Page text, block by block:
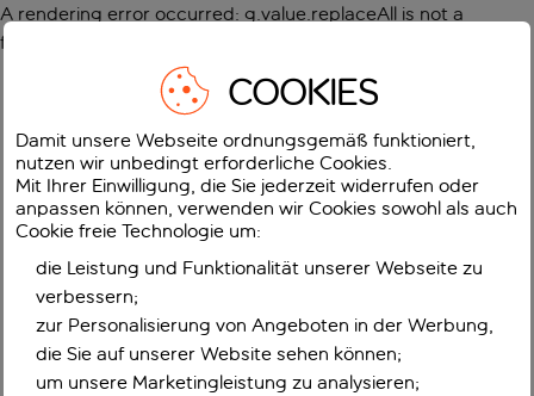
A rendering error occurred: g.value.replaceAll is not a
function
COOKIES
Damit unsere Webseite ordnungsgemäß funktioniert,
nutzen wir unbedingt erforderliche Cookies.
Mit Ihrer Einwilligung, die Sie jederzeit widerrufen oder
anpassen können, verwenden wir Cookies sowohl als auch
Cookie freie Technologie um:
die Leistung und Funktionalität unserer Webseite zu
verbessern;
zur Personalisierung von Angeboten in der Werbung,
die Sie auf unserer Website sehen können;
um unsere Marketingleistung zu analysieren;